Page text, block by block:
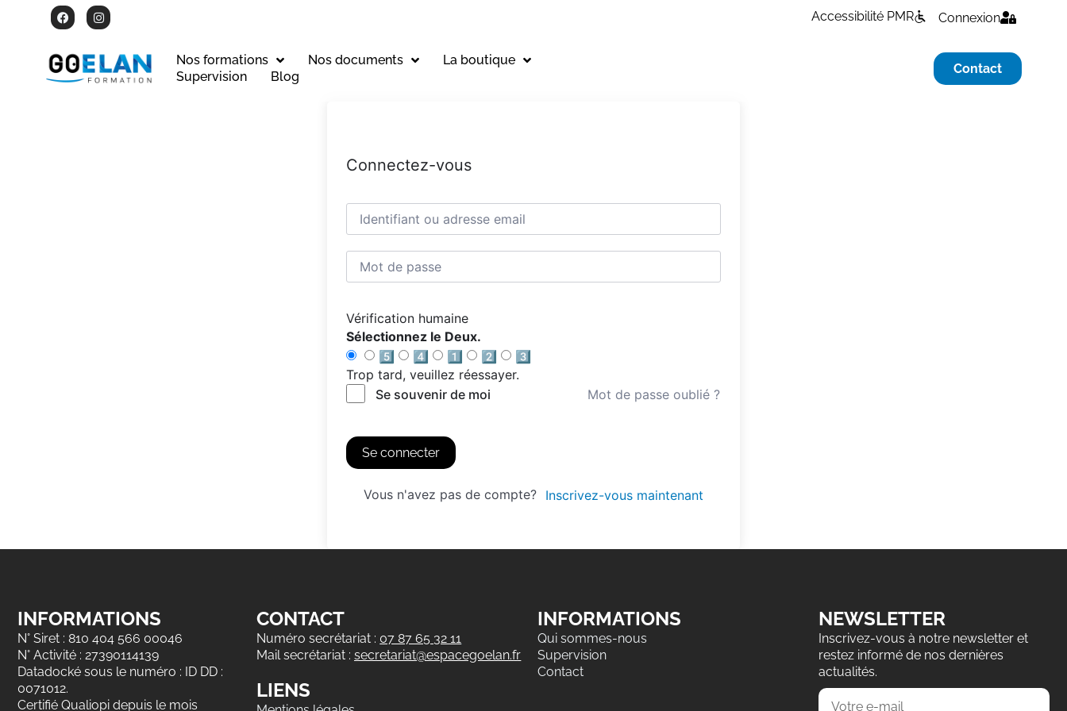
Accessibilité PMR Connexion
Nos formations Nos documents
La boutique
Supervision
Blog
Contact
Connectez-vous
Vérification humaine
Sélectionnez le Deux.
5️⃣
4️⃣ 1️⃣ 2️⃣
3️⃣
Trop tard, veuillez réessayer.
Se souvenir de moi
Mot de passe oublié ?
Se connecter
Vous n'avez pas de compte? Inscrivez-vous maintenant
INFORMATIONS
N° Siret : 810 404 566 00046
N° Activité : 27390114139
Datadocké sous le numéro : ID DD :
0071012.
Certifié Qualiopi depuis le mois
CONTACT
Numéro secrétariat : 07 87 65 32 11
Mail secrétariat :secretariat@espacegoelan.fr
LIENS
INFORMATIONS
Qui sommes-nous
Supervision
Contact
NEWSLETTER
Inscrivez-vous à notre newsletter et
restez informé de nos dernières
actualités.